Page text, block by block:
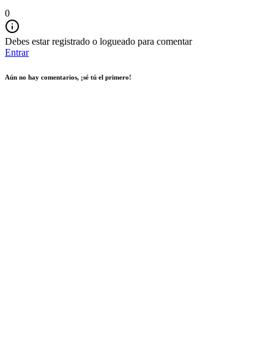
0
Debes estar registrado o logueado para comentar
Entrar
Aún no hay comentarios, ¡sé tú el primero!